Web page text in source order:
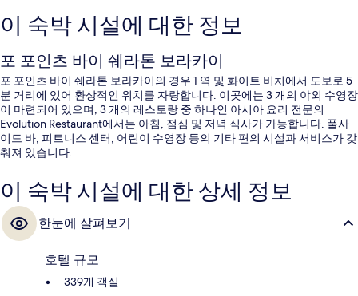
이 숙박 시설에 대한 정보
포 포인츠 바이 쉐라톤 보라카이
포 포인츠 바이 쉐라톤 보라카이의 경우 1 역 및 화이트 비치에서 도보로 5
분 거리에 있어 환상적인 위치를 자랑합니다. 이곳에는 3 개의 야외 수영장
이 마련되어 있으며, 3 개의 레스토랑 중 하나인 아시아 요리 전문의
Evolution Restaurant에서는 아침, 점심 및 저녁 식사가 가능합니다. 풀사
이드 바, 피트니스 센터, 어린이 수영장 등의 기타 편의 시설과 서비스가 갖
춰져 있습니다.
이 숙박 시설에 대한 상세 정보
한눈에 살펴보기
호텔 규모
339개 객실